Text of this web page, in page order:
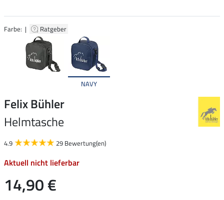
Farbe: | Ratgeber
NAVY
Felix Bühler
Helmtasche
4.9 29 Bewertung(en)
Aktuell nicht lieferbar
14,90 €